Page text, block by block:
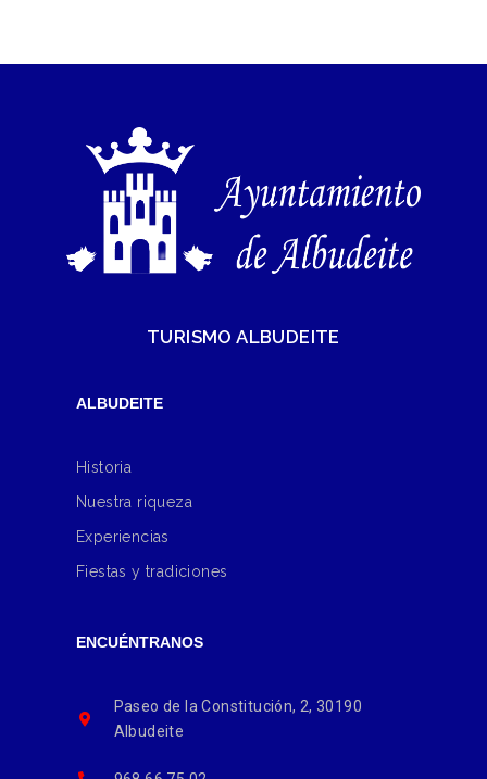
TURISMO ALBUDEITE
ALBUDEITE
Historia
Nuestra riqueza
Experiencias
Fiestas y tradiciones
ENCUÉNTRANOS
Paseo de la Constitución, 2, 30190
Albudeite